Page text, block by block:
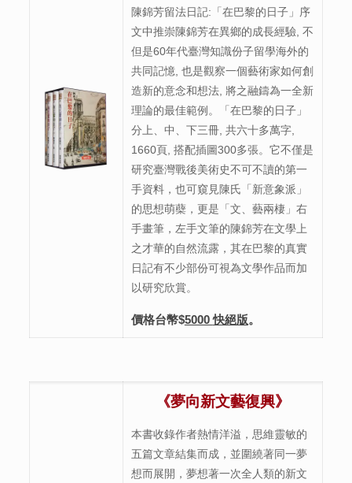
陳錦芳留法日記:「在巴黎的日子」序
文中推崇陳錦芳在異鄉的成長經驗, 不
但是60年代臺灣知識份子留學海外的
共同記憶, 也是觀察一個藝術家如何創
造新的意念和想法, 將之融鑄為一全新
理論的最佳範例。「在巴黎的日子」
分上、中、下三冊, 共六十多萬字,
1660頁, 搭配插圖300多張。它不僅是
研究臺灣戰後美術史不可不讀的第一
手資料，也可窺見陳氏「新意象派」
的思想萌蘗，更是「文、藝兩棲」右
手畫筆，左手文筆的陳錦芳在文學上
之才華的自然流露，其在巴黎的真實
日記有不少部份可視為文學作品而加
以研究欣賞。
價格台幣$5000快絕版。
《夢向新文藝復興》
本書收錄作者熱情洋溢，思維靈敏的
五篇文章結集而成，並圍繞著同一夢
想而展開，夢想著一次全人類的新文